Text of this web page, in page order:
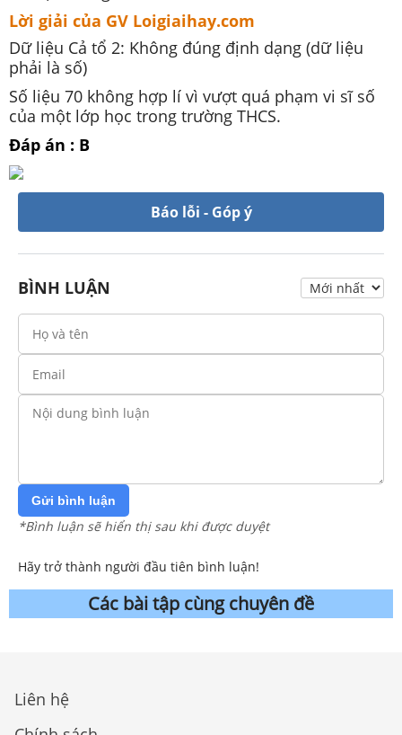
Lời giải của GV Loigiaihay.com
Dữ liệu Cả tổ 2: Không đúng định dạng (dữ liệu
phải là số)
Số liệu 70 không hợp lí vì vượt quá phạm vi sĩ số
của một lớp học trong trường THCS.
Đáp án : B
Báo lỗi - Góp ý
BÌNH LUẬN
Gửi bình luận
*Bình luận sẽ hiển thị sau khi được duyệt
Hãy trở thành người đầu tiên bình luận!
Các bài tập cùng chuyên đề
Liên hệ